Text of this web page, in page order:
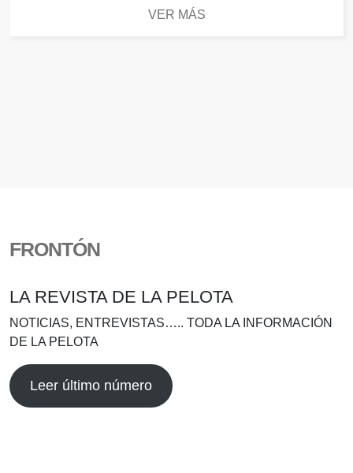
VER MÁS
FRONTÓN
LA REVISTA DE LA PELOTA
NOTICIAS, ENTREVISTAS….. TODA LA INFORMACIÓN
DE LA PELOTA
Leer último número